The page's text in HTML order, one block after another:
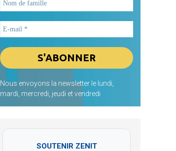
Nous envoyons la newsletter le lundi,
mardi, mercredi, jeudi et vendredi
SOUTENIR ZENIT